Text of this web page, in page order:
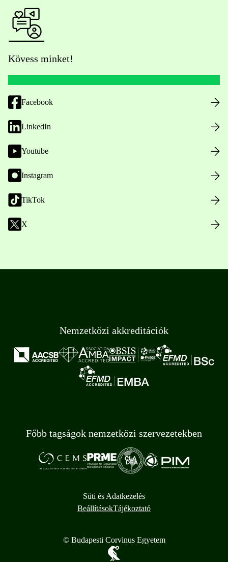
Kövess minket!
Facebook
LinkedIn
Youtube
Instagram
TikTok
X
Nemzetközi akkreditációk
Főbb tagságok nemzetközi szervezetekben
Süti és Adatkezelés
BeállításokTájékoztató
© Budapesti Corvinus Egyetem